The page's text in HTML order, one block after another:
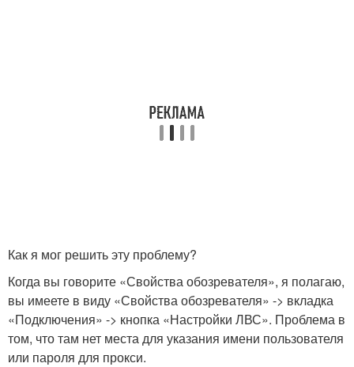
Как я мог решить эту проблему?
Когда вы говорите «Свойства обозревателя», я полагаю,
вы имеете в виду «Свойства обозревателя» -> вкладка
«Подключения» -> кнопка «Настройки ЛВС». Проблема в
том, что там нет места для указания имени пользователя
или пароля для прокси.